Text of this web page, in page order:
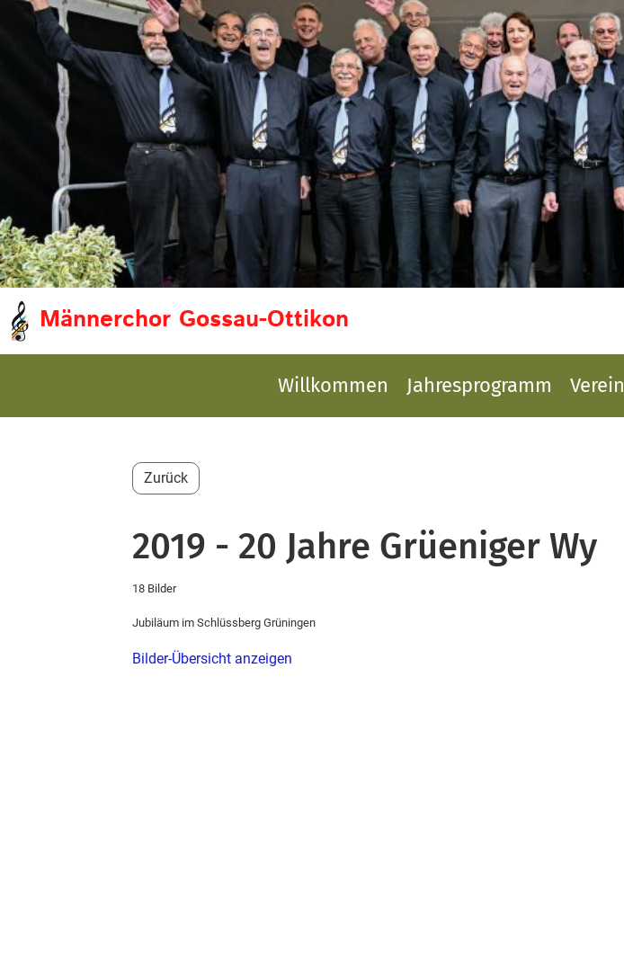
Männerchor Gossau-Ottikon
Willkommen Jahresprogramm Verein
Zurück
2019 - 20 Jahre Grüeniger Wy
18 Bilder
Jubiläum im Schlüssberg Grüningen
Bilder-Übersicht anzeigen